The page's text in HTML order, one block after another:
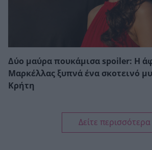
Δύο μαύρα πουκάμισα spoiler: Η
Μαρκέλλας ξυπνά ένα σκοτεινό
Κρήτη
Δείτε περισσότερα